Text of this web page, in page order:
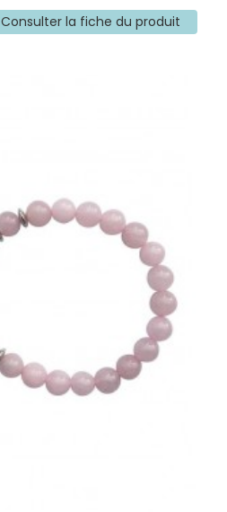
Consulter la fiche du produit